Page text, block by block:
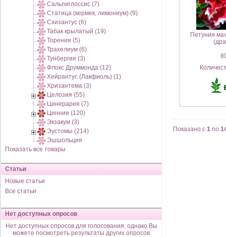
Сальпиглоссис (7)
Статица (кермек, лимониум) (9)
Схизантус (6)
Табак крылатый (19)
Торения (5)
Трахелиум (6)
Тунбергия (3)
Флокс Друммонда (12)
Хейрантус (Лакфиоль) (1)
Хризантема (3)
Целозия (55)
Цинерария (7)
Циннии (120)
Экзакум (3)
Эустомы (214)
Эшшольция
Показать все товары
Статьи
Новые статьи
Все статьи
Нет доступных опросов
Нет доступных опросов для голосования, однако Вы
можете посмотреть результаты других опросов
Петуния
Показано с 1 по